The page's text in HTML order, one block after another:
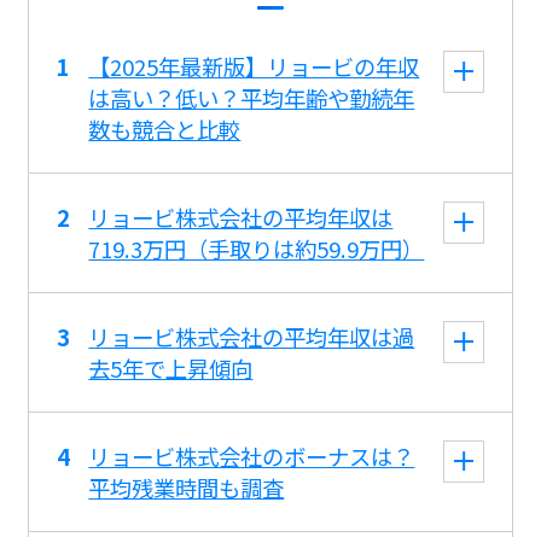
【2025年最新版】リョービの年収
は高い？低い？平均年齢や勤続年
数も競合と比較
リョービ株式会社の平均年収は
719.3万円（手取りは約59.9万円）
リョービ株式会社の平均年収は過
去5年で上昇傾向
リョービ株式会社のボーナスは？
平均残業時間も調査